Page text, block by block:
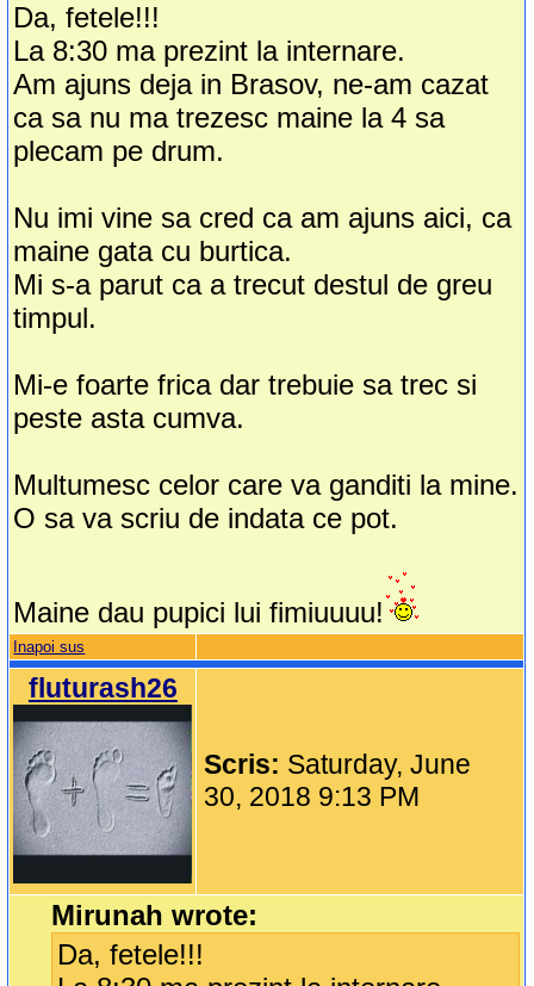
Da, fetele!!!
La 8:30 ma prezint la internare.
Am ajuns deja in Brasov, ne-am cazat
ca sa nu ma trezesc maine la 4 sa
plecam pe drum.
Nu imi vine sa cred ca am ajuns aici, ca
maine gata cu burtica.
Mi s-a parut ca a trecut destul de greu
timpul.
Mi-e foarte frica dar trebuie sa trec si
peste asta cumva.
Multumesc celor care va ganditi la mine.
O sa va scriu de indata ce pot.
Maine dau pupici lui fimiuuuu!
Inapoi sus
fluturash26
Scris: Saturday, June
30, 2018 9:13 PM
Mirunah wrote:
Da, fetele!!!